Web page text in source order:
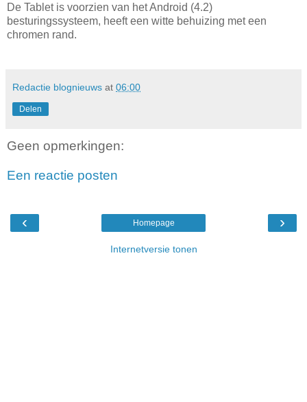
De Tablet is voorzien van het Android (4.2)
besturingssysteem, heeft een witte behuizing met een
chromen rand.
Redactie blognieuws at 06:00
Delen
Geen opmerkingen:
Een reactie posten
‹ ›
Homepage
Internetversie tonen